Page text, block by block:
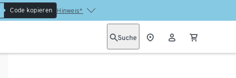
Code kopieren Hinweis*
Suche